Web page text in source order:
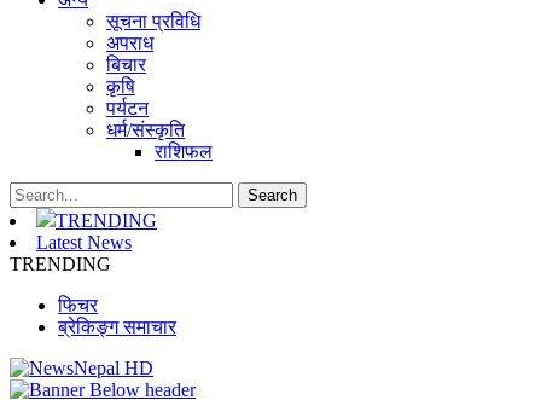
सूचना प्रविधि
अपराध
बिचार
कृषि
पर्यटन
धर्म/संस्कृति
राशिफल
TRENDING
Latest News
TRENDING
फिचर
ब्रेकिङ्ग समाचार